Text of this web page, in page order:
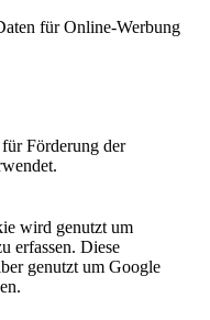
für Online-Werbung
Förderung der
wird genutzt um
erfassen. Diese
genutzt um Google